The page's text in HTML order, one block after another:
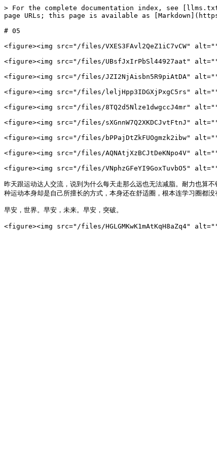
> For the complete documentation index, see
page URLs; this page is available as
# 05
<figure><img src="/files/VXES3FAvl2QeZ1iC7vCW"
<figure><img src="/files/UBsfJxIrPbSl44927aat"
<figure><img src="/files/JZI2NjAisbn5R9piAtDA"
<figure><img src="/files/leljHpp3IDGXjPxgC5rs"
<figure><img src="/files/8TQ2d5Nlze1dwgccJ4mr"
<figure><img src="/files/sXGnnW7Q2XKDCJvtFtnJ"
<figure><img src="/files/bPPajDtZkFUOgmzk2ibw"
<figure><img src="/files/AQNAtjXzBCJtDeKNpo4V"
<figure><img src="/files/VNphzGFeYI9GoxTuvbO5"
昨天跟运动达人交流，说到为什么每天走那么远也无法减脂。耐力也算
种运动本身却是自己所擅长的方式，本身还在舒适圈，根本连学习圈都
早安，世界。早安，未来。早安，突破。